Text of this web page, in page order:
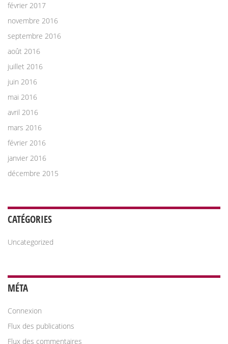
février 2017
novembre 2016
septembre 2016
août 2016
juillet 2016
juin 2016
mai 2016
avril 2016
mars 2016
février 2016
janvier 2016
décembre 2015
CATÉGORIES
Uncategorized
MÉTA
Connexion
Flux des publications
Flux des commentaires